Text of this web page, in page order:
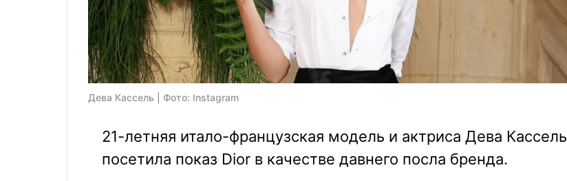
Дева Кассель | Фото: Instagram
21-летняя итало-французская модель и актриса Дева Кассель
посетила показ Dior в качестве давнего посла бренда.